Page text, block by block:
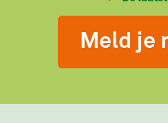
Meld je